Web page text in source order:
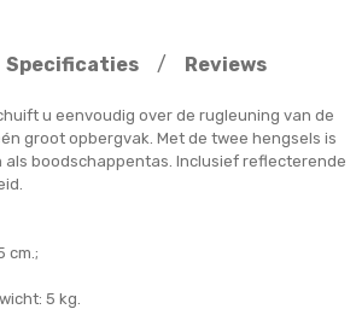
Specificaties / Reviews
u eenvoudig over de rugleuning van de
groot opbergvak. Met de twee hengsels is
als boodschappentas. Inclusief reflecterende
cm.;
5 kg.